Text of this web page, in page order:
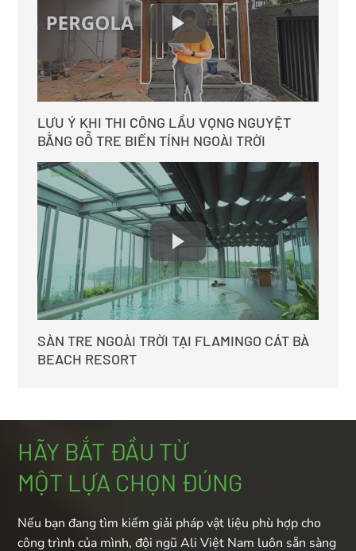
LƯU Ý KHI THI CÔNG LẦU VỌNG NGUYỆT
BẰNG GỖ TRE BIẾN TÍNH NGOÀI TRỜI
SÀN TRE NGOÀI TRỜI TẠI FLAMINGO CÁT BÀ
BEACH RESORT
HÃY BẮT ĐẦU TỪ
MỘT LỰA CHỌN ĐÚNG
Nếu bạn đang tìm kiếm giải pháp vật liệu phù hợp cho
công trình của mình, đội ngũ Ali Việt Nam luôn sẵn sàng